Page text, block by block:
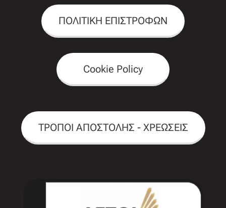
ΠΟΛΙΤΙΚΗ ΕΠΙΣΤΡΟΦΩΝ
Cookie Policy
ΤΡΟΠΟΙ ΑΠΟΣΤΟΛΗΣ - ΧΡΕΩΣΕΙΣ